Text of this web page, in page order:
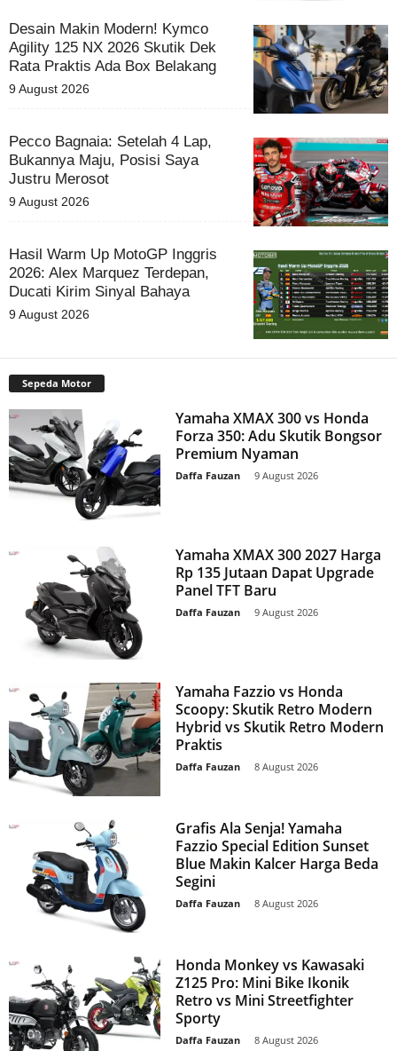
Desain Makin Modern! Kymco
Agility 125 NX 2026 Skutik Dek
Rata Praktis Ada Box Belakang
9 August 2026
Pecco Bagnaia: Setelah 4 Lap,
Bukannya Maju, Posisi Saya
Justru Merosot
9 August 2026
Hasil Warm Up MotoGP Inggris
2026: Alex Marquez Terdepan,
Ducati Kirim Sinyal Bahaya
9 August 2026
Sepeda Motor
Yamaha XMAX 300 vs Honda
Forza 350: Adu Skutik Bongsor
Premium Nyaman
Daffa Fauzan 9 August 2026
Yamaha XMAX 300 2027 Harga
Rp 135 Jutaan Dapat Upgrade
Panel TFT Baru
Daffa Fauzan 9 August 2026
Yamaha Fazzio vs Honda
Scoopy: Skutik Retro Modern
Hybrid vs Skutik Retro Modern
Praktis
Daffa Fauzan 8 August 2026
Grafis Ala Senja! Yamaha
Fazzio Special Edition Sunset
Blue Makin Kalcer Harga Beda
Segini
Daffa Fauzan 8 August 2026
Honda Monkey vs Kawasaki
Z125 Pro: Mini Bike Ikonik
Retro vs Mini Streetfighter
Sporty
Daffa Fauzan 8 August 2026